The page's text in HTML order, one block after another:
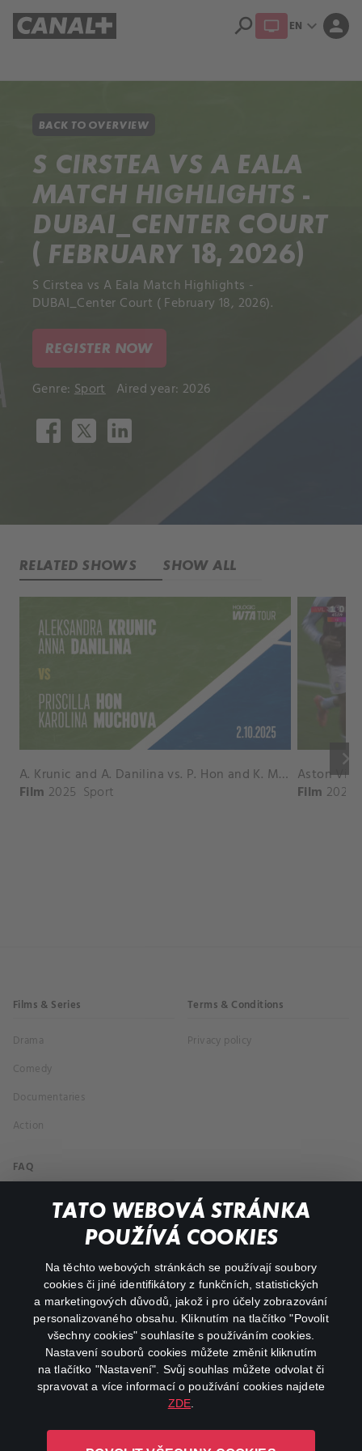
TATO WEBOVÁ STRÁNKA
POUŽÍVÁ COOKIES
Na těchto webových stránkách se používají soubory
cookies či jiné identifikátory z funkčních, statistických
a marketingových důvodů, jakož i pro účely zobrazování
personalizovaného obsahu. Kliknutím na tlačítko "Povolit
všechny cookies" souhlasíte s používáním cookies.
Nastavení souborů cookies můžete změnit kliknutím
na tlačítko "Nastavení". Svůj souhlas můžete odvolat či
spravovat a více informací o používání cookies najdete
ZDE
search EN expand_more person
BACK TO OVERVIEW
S CIRSTEA VS A EALA
MATCH HIGHLIGHTS -
DUBAI_CENTER COURT
( FEBRUARY 18, 2026)
S Cirstea vs A Eala Match Highlights -
DUBAI_Center Court ( February 18, 2026).
REGISTER NOW
Genre: Sport Aired year: 2026
RELATED SHOWS SHOW ALL
keyboard_arrow_right
A. Krunic and A. Danilina vs. P. Hon and K. Muchova Match Highlights - BEIJING_Capital Group Diamond ( October 02, 2025)
Film 2025 Sport Film 2026
Films & Series
Drama
Comedy
Documentaries
Action
Terms & Conditions
Privacy policy
FAQ
My profile
facebookinstagram
youtube